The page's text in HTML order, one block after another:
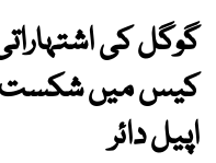
گوگل کی
کیس میں شکست
اپیل دائر